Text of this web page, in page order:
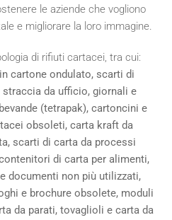
le aziende che vogliono
e migliorare la loro immagine.
di rifiuti cartacei, tra cui:
cartone ondulato, scarti di
da ufficio, giornali e
(tetrapak), cartoncini e
obsoleti, carta kraft da
scarti di carta da processi
di carta per alimenti,
documenti non più utilizzati,
e brochure obsolete, moduli
da parati, tovaglioli e carta da